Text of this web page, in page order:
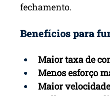
fechamento.
Benefícios para
Maior taxa de
Menos esforço
Maior